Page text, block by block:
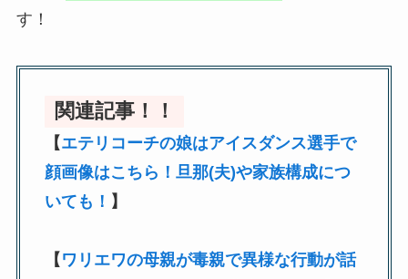
す！
関連記事！！
【エテリコーチの娘はアイスダンス選手で
顔画像はこちら！旦那(夫)や家族構成につ
いても！ 】
【 ワリエワの母親が毒親で異様な行動が話